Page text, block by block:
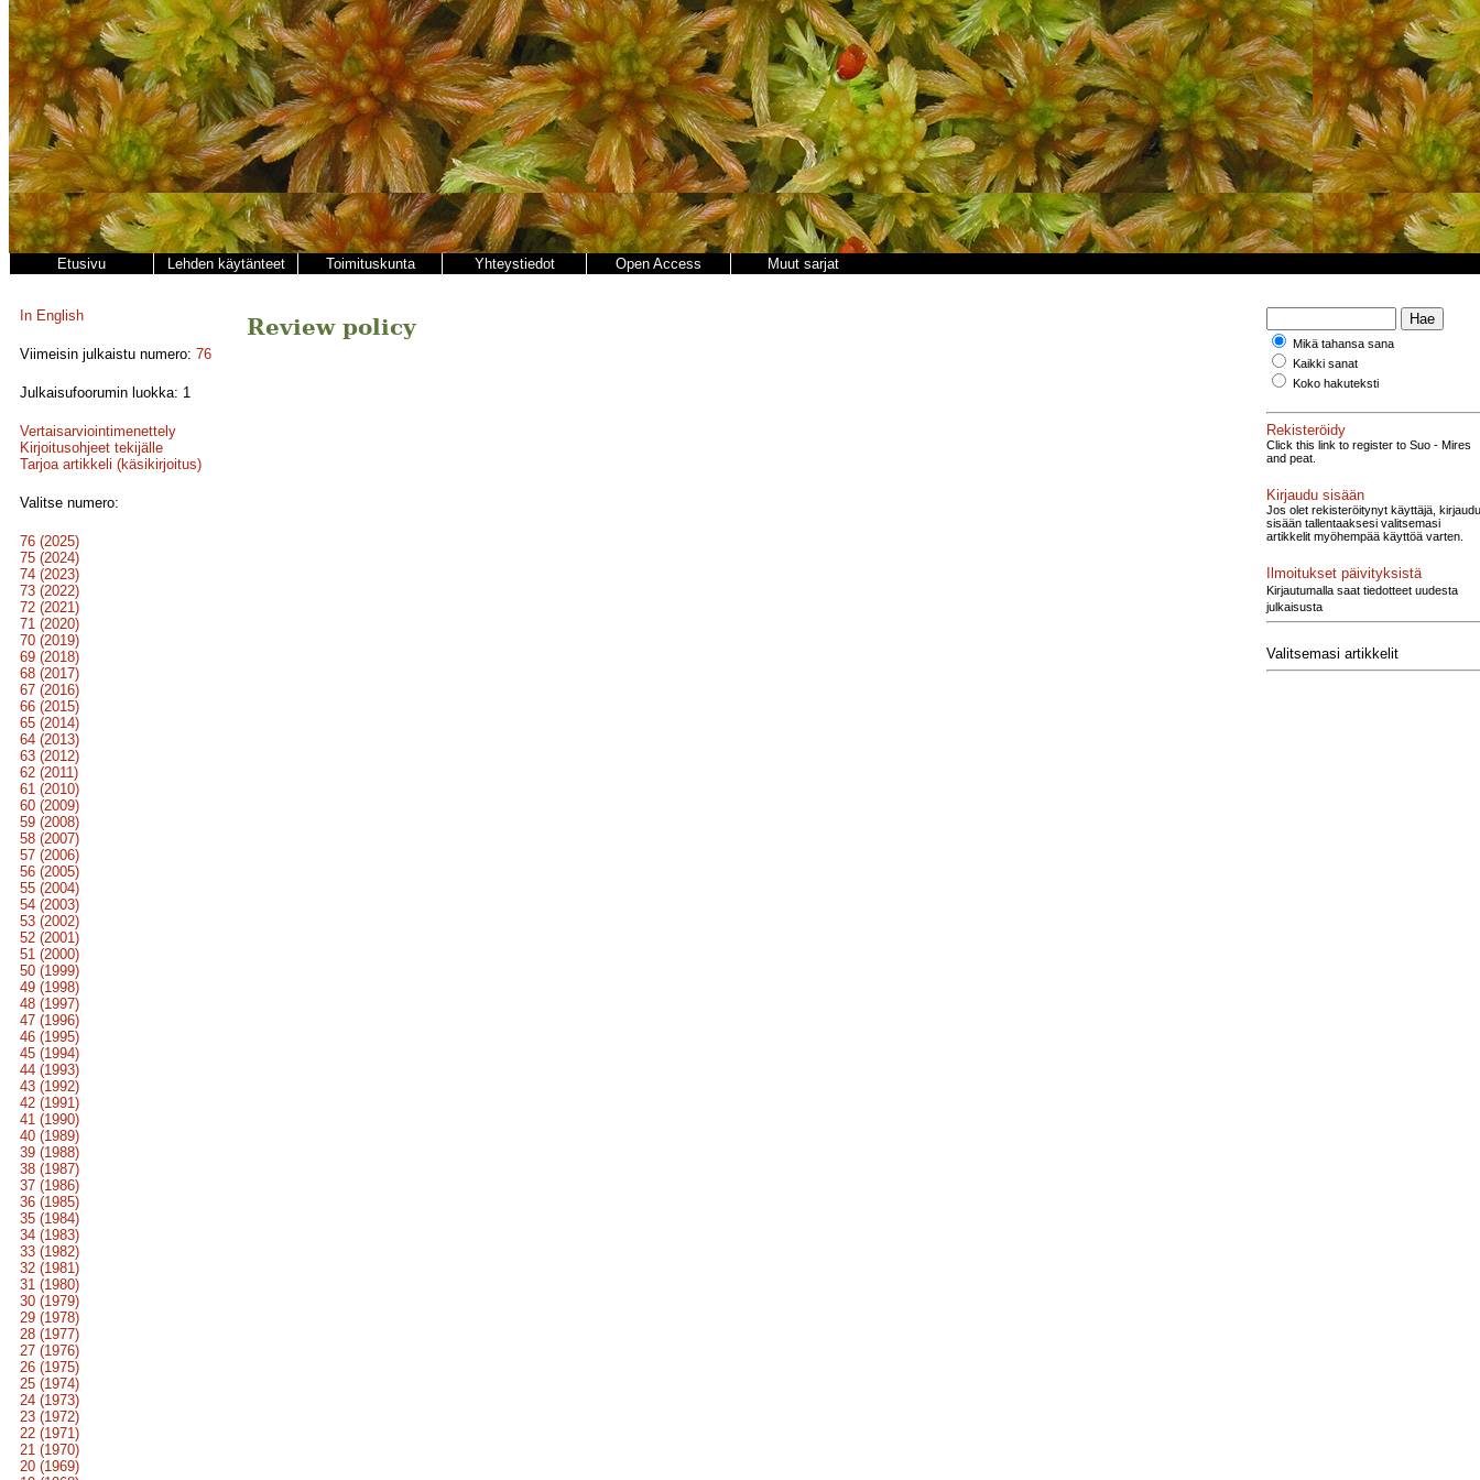
Etusivu Lehden käytänteet Toimituskunta Yhteystiedot Open Access Muut sarjat
In English
Viimeisin julkaistu numero: 76
Julkaisufoorumin luokka: 1
Vertaisarviointimenettely
Kirjoitusohjeet tekijälle
Tarjoa artikkeli (käsikirjoitus)
Valitse numero:
76 (2025)
75 (2024)
74 (2023)
73 (2022)
72 (2021)
71 (2020)
70 (2019)
69 (2018)
68 (2017)
67 (2016)
66 (2015)
65 (2014)
64 (2013)
63 (2012)
62 (2011)
61 (2010)
60 (2009)
59 (2008)
58 (2007)
57 (2006)
56 (2005)
55 (2004)
54 (2003)
53 (2002)
52 (2001)
51 (2000)
50 (1999)
49 (1998)
48 (1997)
47 (1996)
46 (1995)
45 (1994)
44 (1993)
43 (1992)
42 (1991)
41 (1990)
40 (1989)
39 (1988)
38 (1987)
37 (1986)
36 (1985)
35 (1984)
34 (1983)
33 (1982)
32 (1981)
31 (1980)
30 (1979)
29 (1978)
28 (1977)
27 (1976)
26 (1975)
25 (1974)
24 (1973)
23 (1972)
22 (1971)
21 (1970)
20 (1969)
Review policy
Mikä tahansa sana
Kaikki sanat
Koko hakuteksti
Rekisteröidy
Click this link to register to Suo - Mires
and peat.
Kirjaudu sisään
Jos olet rekisteröitynyt käyttäjä, kirjaudu
sisään tallentaaksesi valitsemasi
artikkelit myöhempää käyttöä varten.
Ilmoitukset päivityksistä
Kirjautumalla saat tiedotteet uudesta
julkaisusta
Valitsemasi artikkelit